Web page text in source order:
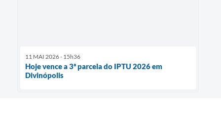
11 MAI 2026 - 15h36
Hoje vence a 3ª parcela do IPTU 2026 em
Divinópolis